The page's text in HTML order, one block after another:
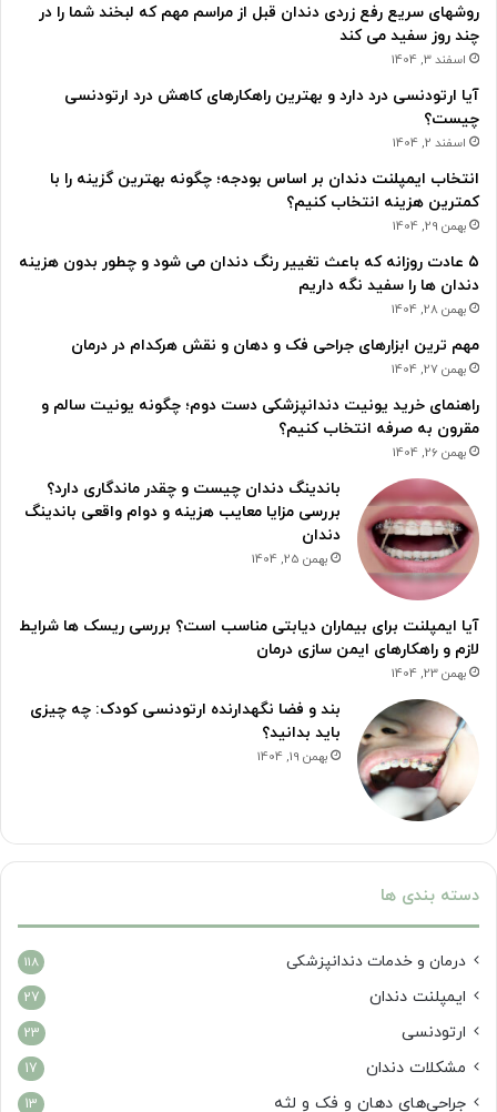
روشهای سریع رفع زردی دندان قبل از مراسم مهم که لبخند شما را در
چند روز سفید می کند
اسفند 3, 1404
آیا ارتودنسی درد دارد و بهترین راهکارهای کاهش درد ارتودنسی
چیست؟
اسفند 2, 1404
انتخاب ایمپلنت دندان بر اساس بودجه؛ چگونه بهترین گزینه را با
کمترین هزینه انتخاب کنیم؟
بهمن 29, 1404
۵ عادت روزانه که باعث تغییر رنگ دندان می شود و چطور بدون هزینه
دندان ها را سفید نگه داریم
بهمن 28, 1404
مهم ترین ابزارهای جراحی فک و دهان و نقش هرکدام در درمان
بهمن 27, 1404
راهنمای خرید یونیت دندانپزشکی دست دوم؛ چگونه یونیت سالم و
مقرون به صرفه انتخاب کنیم؟
بهمن 26, 1404
باندینگ دندان چیست و چقدر ماندگاری دارد؟
بررسی مزایا معایب هزینه و دوام واقعی باندینگ
دندان
بهمن 25, 1404
آیا ایمپلنت برای بیماران دیابتی مناسب است؟ بررسی ریسک ها شرایط
لازم و راهکارهای ایمن سازی درمان
بهمن 23, 1404
بند و فضا نگهدارنده ارتودنسی کودک: چه چیزی
باید بدانید؟
بهمن 19, 1404
دسته بندی ها
درمان‌ و خدمات دندانپزشکی 118
ایمپلنت دندان 27
ارتودنسی 23
مشکلات دندان 17
جراحی‌های دهان و فک و لثه 13